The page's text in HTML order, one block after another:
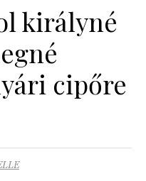
királyné
cipőre